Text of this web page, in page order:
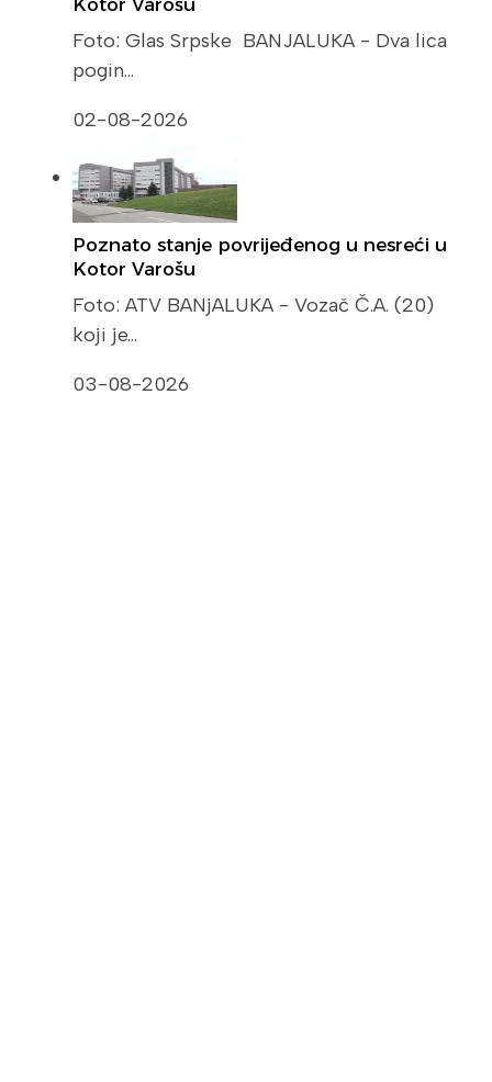
Foto: Glas Srpske BANJALUKA - Dva lica
pogin…
02-08-2026
Poznato stanje povrijeđenog u nesreći u
Kotor Varošu
Foto: ATV BANjALUKA - Vozač Č.A. (20)
koji je…
03-08-2026